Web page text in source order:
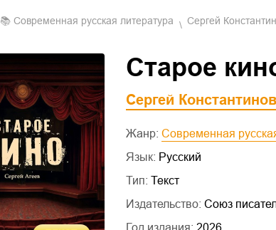
📚 современная русская литература Сергей
Старое
Сергей
Жанр:
Современная
Язык: Русский
Тип: Текст
Издательство: Союз
Год издания: 2026